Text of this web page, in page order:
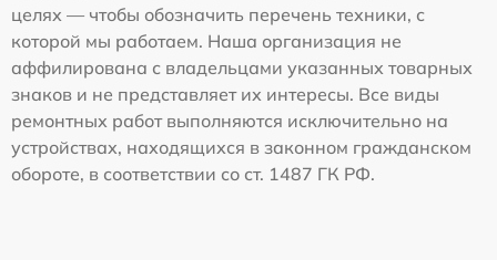
целях — чтобы обозначить перечень техники, с
которой мы работаем. Наша организация не
аффилирована с владельцами указанных товарных
знаков и не представляет их интересы. Все виды
ремонтных работ выполняются исключительно на
устройствах, находящихся в законном гражданском
обороте, в соответствии со ст. 1487 ГК РФ.